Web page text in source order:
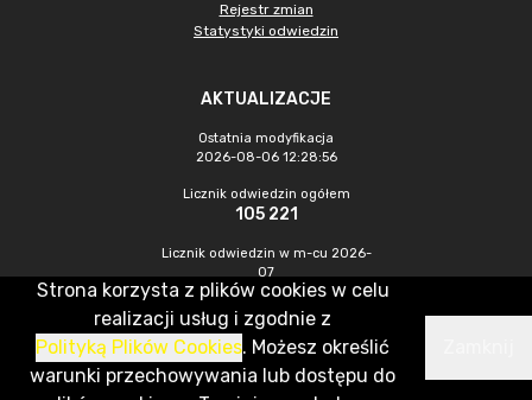
Rejestr zmian
Statystyki odwiedzin
AKTUALIZACJE
Ostatnia modyfikacja
2026-08-06 12:28:56
Licznik odwiedzin ogółem
105 221
Licznik odwiedzin w m-cu 2026-
07
597
CMS & Hosting: Nefeni Sp. z o.o.
Strona korzysta z plików cookies w celu
realizacji usług i zgodnie z
Polityką Plików Cookies. Możesz określić
warunki przechowywania lub dostępu do